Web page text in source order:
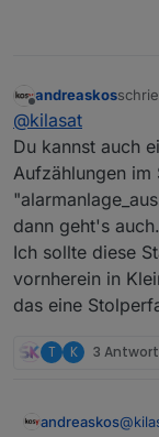
Offline
andreaskos
@kilasat
Du kannst auch
Aufzählungen im
dann geht's auch.
Ich sollte diese
vornherein in
das eine
T K 3
andreaskos@